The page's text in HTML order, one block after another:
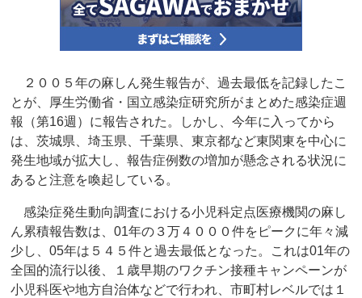
２００５年の麻しん発生報告が、過去最低を記録したこ
とが、厚生労働省・国立感染症研究所がまとめた感染症週
報（第16週）に報告された。しかし、今年に入ってから
は、茨城県、埼玉県、千葉県、東京都など東関東を中心に
発生地域が拡大し、報告症例数の増加が懸念される状況に
あると注意を喚起している。
感染症発生動向調査における小児科定点医療機関の麻し
ん累積報告数は、01年の３万４０００件をピークに年々減
少し、05年は５４５件と過去最低となった。これは01年の
全国的流行以後、１歳早期のワクチン接種キャンペーンが
小児科医や地方自治体などで行われ、市町村レベルでは１